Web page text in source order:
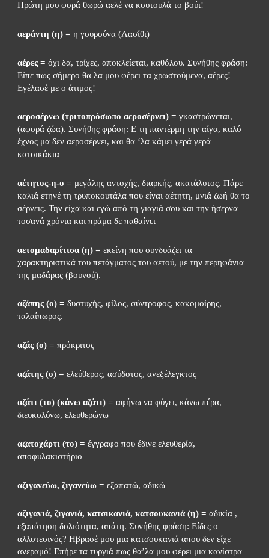
Πρώτη μου φορά θωρώ αελέ να κουτουλά το βούι!
αεράντη (η) = η γουρούνα (Λασίθι)
αέρες = όχι δα, τρίχες, αποκλείεται, καθόλου. Συνήθης φράση:
Είπε πως σήμερο θα λα μου φέρει τα χρωστούμενα, αέρες!
Εγέλασέ με ο άτιμος!
αεροσέρνω (τριτοπρόσωπο αεροσέρνει) = γκαστρώνεται,
(αφορά ζώα). Συνήθης φράση: Ε τη παντέρμη την αίγα, καλό
έχνος μα δεν αεροσέρνει, και θα ‘λα κάμει γερά γερά
κατσικάκια
αέτητος-η-ο = μεγάλης αντοχής, διαρκής, ακατάλυτος. Πάρε
καλιά ετηνέ τη τρυποκουτάλα που είναι αέτητη, μνιά ζωή θα το
σέρνεις. Την είχα και εγώ από τη γιαγιά σου και την ήσερνα
τοσανά χρόνια και πράμα δε παθαίνει
αετομαδαρίτισα (η) = εκείνη που συνδυάζει τα
χαρακτηριστικά του πετάγματος του αετού, με την περηφάνια
της μαδάρας (βουνού).
αζάπης (ο) = δυστυχής, φίλος, σύντροφος, κακομοίρης,
ταλαίπωρος.
αζάς (ο) = πρόκριτος
αζάτης (ο) = ελεύθερος, ασύδοτος, ανεξέλεγκτος
αζάτι (το) (κάνω αζάτι) = αφήνω να φύγει, κάνω πέρα,
διευκολύνω, ελευθερώνω
αζατοχάρτι (το) = έγγραφο που έδινε ελευθερία,
αποφυλακιστήριο
αζιγανεύω, ζιγανεύω = εξαπατώ, αδικώ
αζιγανιά, ζιγανιά, κατσικανιά, κατσουκανιά (η) = αδικία ,
εξαπάτηση δολιότητα, απάτη. Συνήθης φράση: Είδες ο
αλλοτεσινός? Ηβρασέ μου μια κατσουκανιά απου δεν είχε
ανεραμό! Επήρε τα τυργιά πως θα’λα μου φέρει μια κανίστρα